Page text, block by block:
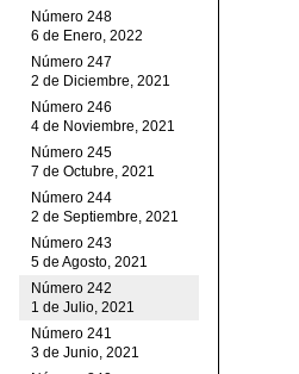
Número 248
6 de Enero, 2022
Número 247
2 de Diciembre, 2021
Número 246
4 de Noviembre, 2021
Número 245
7 de Octubre, 2021
Número 244
2 de Septiembre, 2021
Número 243
5 de Agosto, 2021
Número 242
1 de Julio, 2021
Número 241
3 de Junio, 2021